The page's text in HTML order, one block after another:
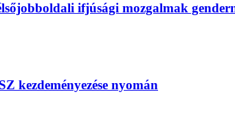
ifjúsági mozgalmak
kezdeményezése nyomán